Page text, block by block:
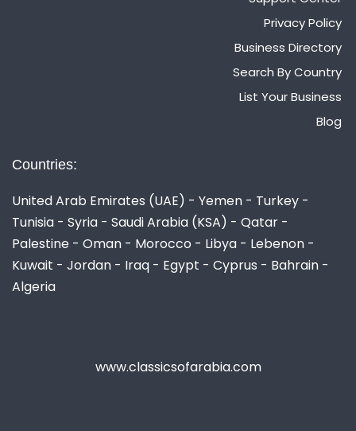
Privacy Policy
Business Directory
Search By Country
List Your Business
Blog
Countries:
United Arab Emirates (UAE) - Yemen - Turkey -
Tunisia - Syria - Saudi Arabia (KSA) - Qatar -
Palestine - Oman - Morocco - Libya - Lebenon -
Kuwait - Jordan - Iraq - Egypt - Cyprus - Bahrain -
Algeria
www.classicsofarabia.com